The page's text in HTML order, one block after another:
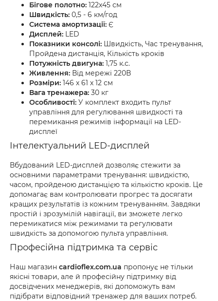
Бігове полотно: 122x45 см
Швидкість: 0,5 - 6 км/год
Система амортизації: Є
Дисплей: LED
Показники консолі: Швидкість, Час тренування,
Пройдена дистанція, Кількість кроків
Потужність двигуна: 1,75 к.с.
Живлення: Від мережі 220В
Розміри: 146 х 61 х 12 см
Вага тренажера: 30 кг
Особливості: У комплект входить пульт
управління для регулювання швидкості та
перемикання режимів інформації на LED-
дисплеї
Інтелектуальний LED-дисплей
Вбудований LED-дисплей дозволяє стежити за
основними параметрами тренування: швидкістю,
часом, пройденою дистанцією та кількістю кроків. Це
допомагає вам контролювати прогрес та досягати
кращих результатів із кожним тренуванням. Завдяки
простій і зрозумілій навігації, ви зможете легко
перемикатися між режимами та регулювати
швидкість за допомогою пульта управління.
Професійна підтримка та сервіс
Наш магазин cardioflex.com.ua пропонує не тільки
якісні товари, але й професійну підтримку від
досвідчених менеджерів, які допоможуть вам
підібрати відповідний тренажер для ваших потреб.